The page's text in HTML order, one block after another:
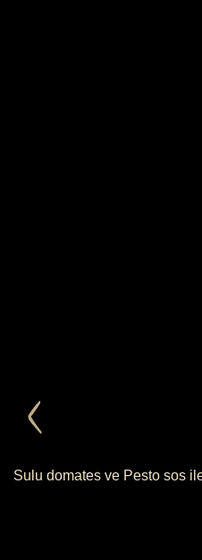
Sulu domates ve Pesto sos